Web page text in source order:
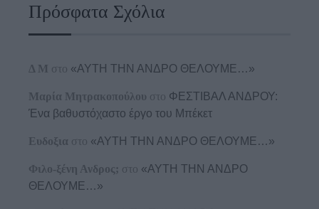
Πρόσφατα Σχόλια
Δ Μ στο «ΑΥΤΗ ΤΗΝ ΑΝΔΡΟ ΘΕΛΟΥΜΕ…»
Μαρία Μητρακοπούλου στο ΦΕΣΤΙΒΑΛ ΑΝΔΡΟΥ:
Ένα βαθυστόχαστο έργο του Μπέκετ
Ευδοξια στο «ΑΥΤΗ ΤΗΝ ΑΝΔΡΟ ΘΕΛΟΥΜΕ…»
Φιλο-ξένη Ανδρος; στο «ΑΥΤΗ ΤΗΝ ΑΝΔΡΟ
ΘΕΛΟΥΜΕ…»